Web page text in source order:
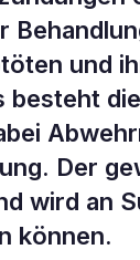
und
besteht
Der
wird an
können.